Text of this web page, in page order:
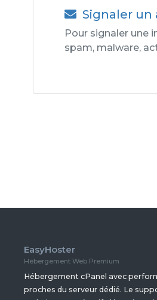
Signaler un
Pour signaler une
spam, malware,
EasyHoster
Hébergement Web Premium
Hébergement cPanel avec
proches du serveur dédié. Le